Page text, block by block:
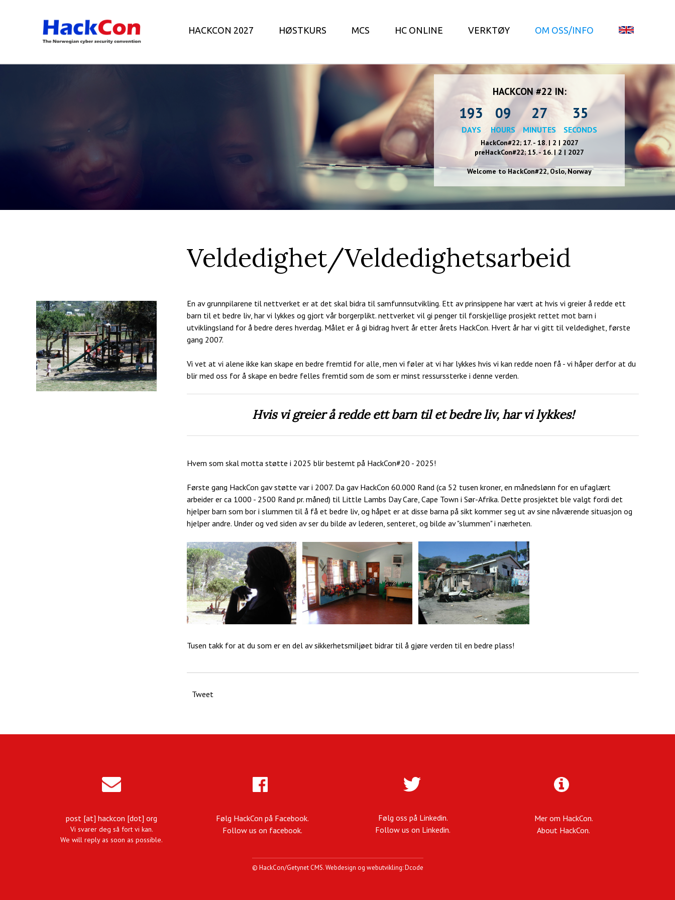
HACKCON 2027 HØSTKURS MCS HC ONLINE VERKTØY OM OSS/INFO
HACKCON #22 IN:
193
DAYS
09
HOURS
27
MINUTES
35
SECONDS
HackCon#22; 17. - 18. | 2 | 2027
preHackCon#22; 15. - 16. | 2 | 2027
Welcome to HackCon#22, Oslo, Norway
Veldedighet/Veldedighetsarbeid
En av grunnpilarene til nettverket er at det skal bidra til samfunnsutvikling. Ett av prinsippene har vært at hvis vi greier å redde ett
barn til et bedre liv, har vi lykkes og gjort vår borgerplikt. nettverket vil gi penger til forskjellige prosjekt rettet mot barn i
utviklingsland for å bedre deres hverdag. Målet er å gi bidrag hvert år etter årets HackCon. Hvert år har vi gitt til veldedighet, første
gang 2007.
Vi vet at vi alene ikke kan skape en bedre fremtid for alle, men vi føler at vi har lykkes hvis vi kan redde noen få - vi håper derfor at du
blir med oss for å skape en bedre felles fremtid som de som er minst ressurssterke i denne verden.
Hvis vi greier å redde ett barn til et bedre liv, har vi lykkes!
Hvem som skal motta støtte i 2025 blir bestemt på HackCon#20 - 2025!
Første gang HackCon gav støtte var i 2007. Da gav HackCon 60.000 Rand (ca 52 tusen kroner, en månedslønn for en ufaglært
arbeider er ca 1000 - 2500 Rand pr. måned) til Little Lambs Day Care, Cape Town i Sør-Afrika. Dette prosjektet ble valgt fordi det
hjelper barn som bor i slummen til å få et bedre liv, og håpet er at disse barna på sikt kommer seg ut av sine nåværende situasjon og
hjelper andre. Under og ved siden av ser du bilde av lederen, senteret, og bilde av "slummen" i nærheten.
Tusen takk for at du som er en del av sikkerhetsmiljøet bidrar til å gjøre verden til en bedre plass!
Tweet
post [at] hackcon [dot] org
Vi svarer deg så fort vi kan.
We will reply as soon as possible.
Følg HackCon på Facebook.
Follow us on facebook.
Følg oss på Linkedin.
Follow us on Linkedin.
Mer om HackCon.
About HackCon.
© HackCon/Getynet CMS.Webdesign og webutvikling: Dcode